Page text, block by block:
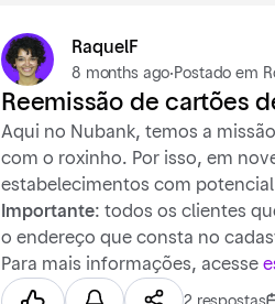
RaquelF
8 months ago· Postado em
Reemissão de cartões
Aqui no Nubank, temos a
com o roxinho. Por isso, em
estabelecimentos com
Importante: todos os clientes
o endereço que consta no
Para mais informações, acesse